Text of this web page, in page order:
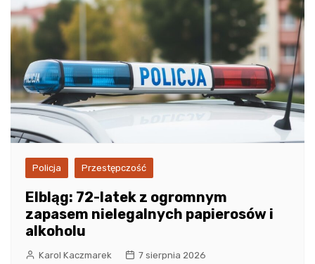
Policja Przestępczość
Elbląg: 72-latek z ogromnym
zapasem nielegalnych papierosów i
alkoholu
Karol Kaczmarek 7 sierpnia 2026